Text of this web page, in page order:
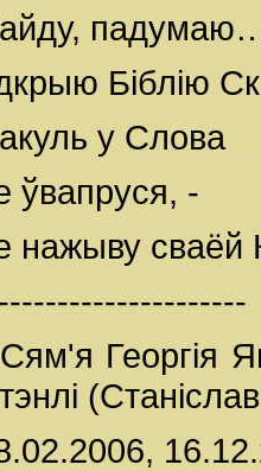
Біблію
у Слова
ўвапруся, -
нажыву сваёй
Георгія